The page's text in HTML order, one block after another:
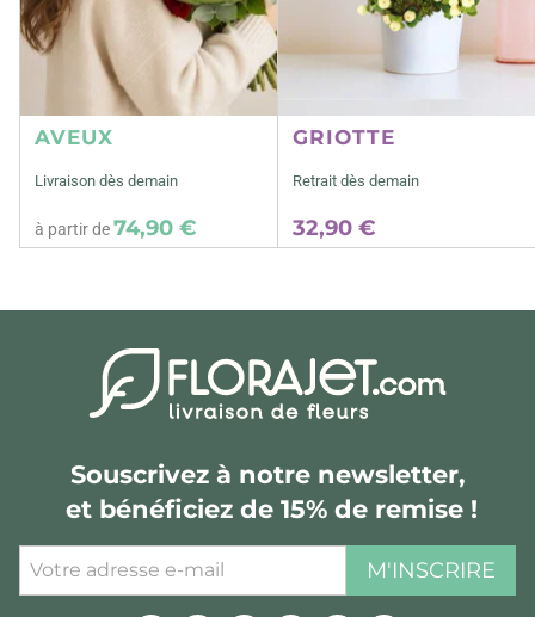
AVEUX
Livraison dès demain
à partir de74,90 €
GRIOTTE
Retrait dès demain
32,90 €
Souscrivez à notre newsletter,
et bénéficiez de 15% de remise !
M'INSCRIRE